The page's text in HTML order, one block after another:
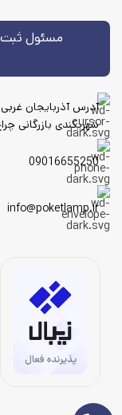
مسئول
آدرس آذربایجان
شهریکندی بازرگانی
09016655250
info@poketlamp.ir